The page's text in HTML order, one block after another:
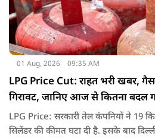
01 Aug, 2026 09:35 AM
LPG Price Cut: राहत भरी खबर,
गिरावट, जानिए आज से कितना बदल
LPG Price: सरकारी तेल कंपनियों ने 19
सिलेंडर की कीमत घटा दी है. इसके बाद